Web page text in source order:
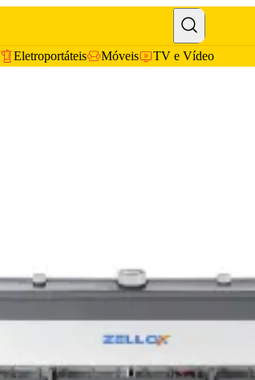
Eletroportáteis Móveis TV e Vídeo